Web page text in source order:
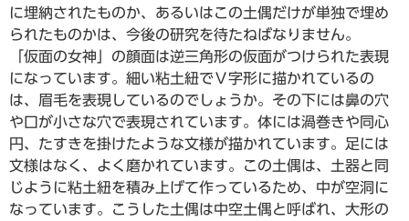
に埋納されたものか、あるいはこの土偶だけが単独で埋め
られたものかは、今後の研究を待たねばなりません。
「仮面の女神」の顔面は逆三角形の仮面がつけられた表現
になっています。細い粘土紐でＶ字形に描かれているの
は、眉毛を表現しているのでしょうか。その下には鼻の穴
や口が小さな穴で表現されています。体には渦巻きや同心
円、たすきを掛けたような文様が描かれています。足には
文様はなく、よく磨かれています。この土偶は、土器と同
じように粘土紐を積み上げて作っているため、中が空洞に
なっています。こうした土偶は中空土偶と呼ばれ、大形の